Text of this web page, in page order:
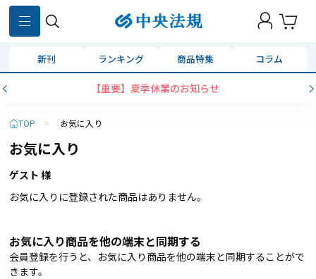
新刊 ランキング 商品特集 コラム
【重要】夏季休業のお知らせ
TOP > お気に入り
お気に入り
ゲスト 様
お気に入りに登録された商品はありません。
お気に入り商品を他の端末と同期する
会員登録を行うと、お気に入り商品を他の端末と同期することがで
きます。